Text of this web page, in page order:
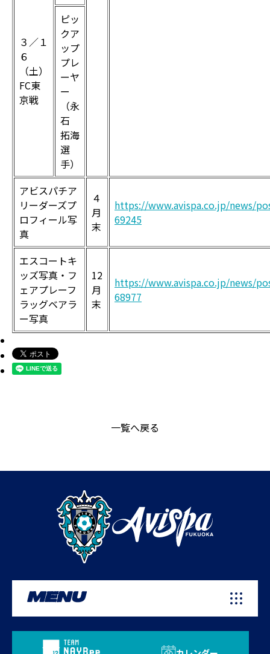
３／１
６
（土）
FC東
京戦
ピッ
クア
ップ
プレ
ーヤ
ー
（永
石
拓海
選
手）
アビスパチア
リーダーズプ
ロフィール写
真
４
月
末
https://www.avispa.co.jp/news/
69245
エスコートキ
ッズ写真・フ
ェアプレーフ
ラッグベアラ
ー写真
12
月
末
https://www.avispa.co.jp/news/
68977
一覧へ戻る
MENU